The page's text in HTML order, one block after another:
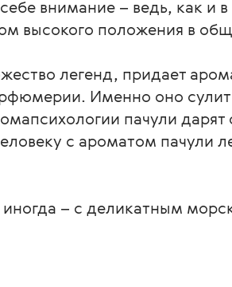
внимание – ведь, как и
высокого положения в
легенд, придает
Именно оно
пачули
с ароматом пачули
– с деликатным